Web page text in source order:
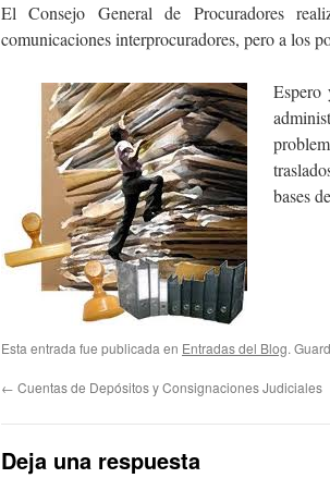
El Consejo General de Procuradores
comunicaciones interprocuradores, pero a los
Espero
bases
Esta entrada fue publicada en Entradas del Blog.
← Cuentas de Depósitos y Consignaciones Judiciales
Deja una respuesta